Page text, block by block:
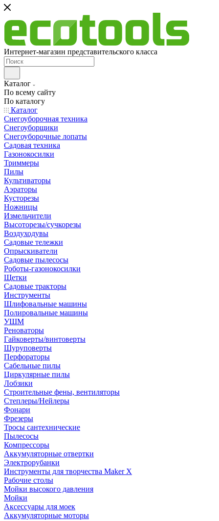
Интернет-магазин представительского класса
Каталог
По всему сайту
По каталогу
Каталог
Снегоуборочная техника
Снегоуборщики
Снегоуборочные лопаты
Садовая техника
Газонокосилки
Триммеры
Пилы
Культиваторы
Аэраторы
Кусторезы
Ножницы
Измельчители
Высоторезы/сучкорезы
Воздуходувы
Садовые тележки
Опрыскиватели
Садовые пылесосы
Роботы-газонокосилки
Щетки
Садовые тракторы
Инструменты
Шлифовальные машины
Полировальные машины
УШМ
Реноваторы
Гайковерты/винтоверты
Шуруповерты
Перфораторы
Сабельные пилы
Циркулярные пилы
Лобзики
Строительные фены, вентиляторы
Степлеры/Нейлеры
Фонари
Фрезеры
Тросы сантехнические
Пылесосы
Компрессоры
Аккумуляторные отвертки
Электрорубанки
Инструменты для творчества Maker X
Рабочие столы
Мойки высокого давления
Мойки
Аксессуары для моек
Аккумуляторные моторы